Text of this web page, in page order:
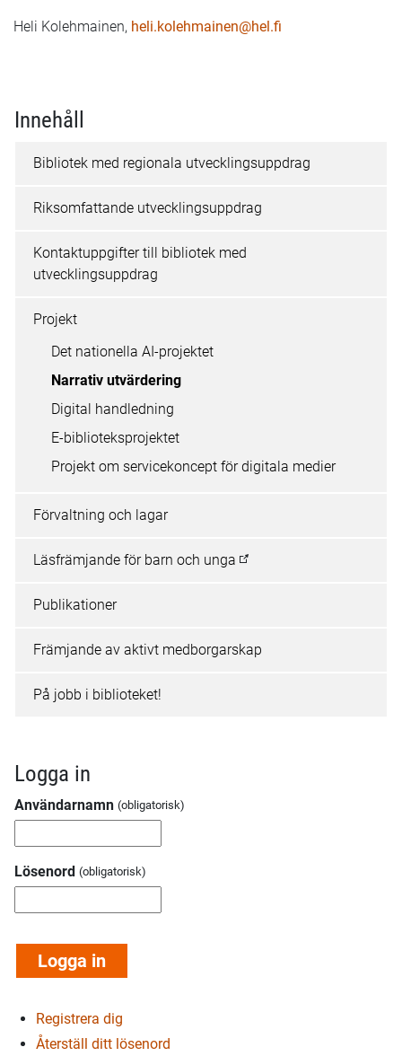
Heli Kolehmainen, heli.kolehmainen@hel.fi
Innehåll
Bibliotek med regionala utvecklingsuppdrag
Riksomfattande utvecklingsuppdrag
Kontaktuppgifter till bibliotek med
utvecklingsuppdrag
Projekt
Det nationella AI-projektet
Narrativ utvärdering
Digital handledning
E-biblioteksprojektet
Projekt om servicekoncept för digitala medier
Förvaltning och lagar
Läsfrämjande för barn och unga
Publikationer
Främjande av aktivt medborgarskap
På jobb i biblioteket!
Logga in
Användarnamn
Lösenord
Registrera dig
Återställ ditt lösenord